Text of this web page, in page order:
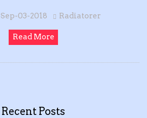
Sep-03-2018 Radiatorer
Read More
Recent Posts